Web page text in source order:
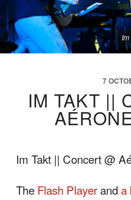
Im
7
IM TAKT ||
Im Takt || Concert @
The Flash Playeranda